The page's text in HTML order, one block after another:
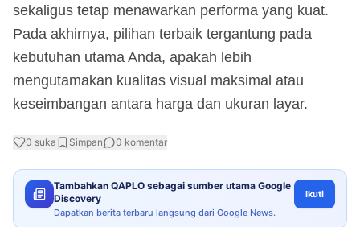
sekaligus tetap menawarkan performa yang kuat.
Pada akhirnya, pilihan terbaik tergantung pada
kebutuhan utama Anda, apakah lebih
mengutamakan kualitas visual maksimal atau
keseimbangan antara harga dan ukuran layar.
0 suka Simpan 0 komentar
Tambahkan QAPLO sebagai sumber utama Google
Discovery
Dapatkan berita terbaru langsung dari Google News.
Ikuti